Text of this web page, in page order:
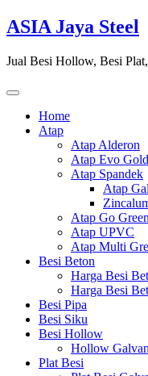
Skip
to
ASIA Jaya Steel
Jual Besi Hollow, Besi
Home
Atap
Atap Alderon
Atap Evo Gold
Atap Spandek
Atap
Atap Go Green
Atap UPVC
Atap Multi
Besi Beton
Harga Besi
Harga Besi
Besi Pipa
Besi Siku
Besi Hollow
Hollow
Plat Besi